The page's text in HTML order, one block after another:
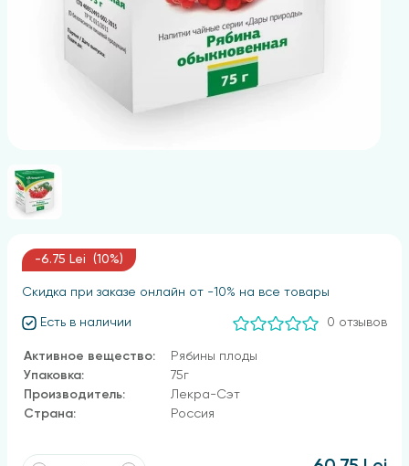
-6.75 Lei (10%)
Скидка при заказе онлайн от -10% на все товары
Есть в наличии 0 отзывов
Активное вещество:
Рябины плоды
Упаковка:
75г
Производитель:
Лекра-Сэт
Страна:
Россия